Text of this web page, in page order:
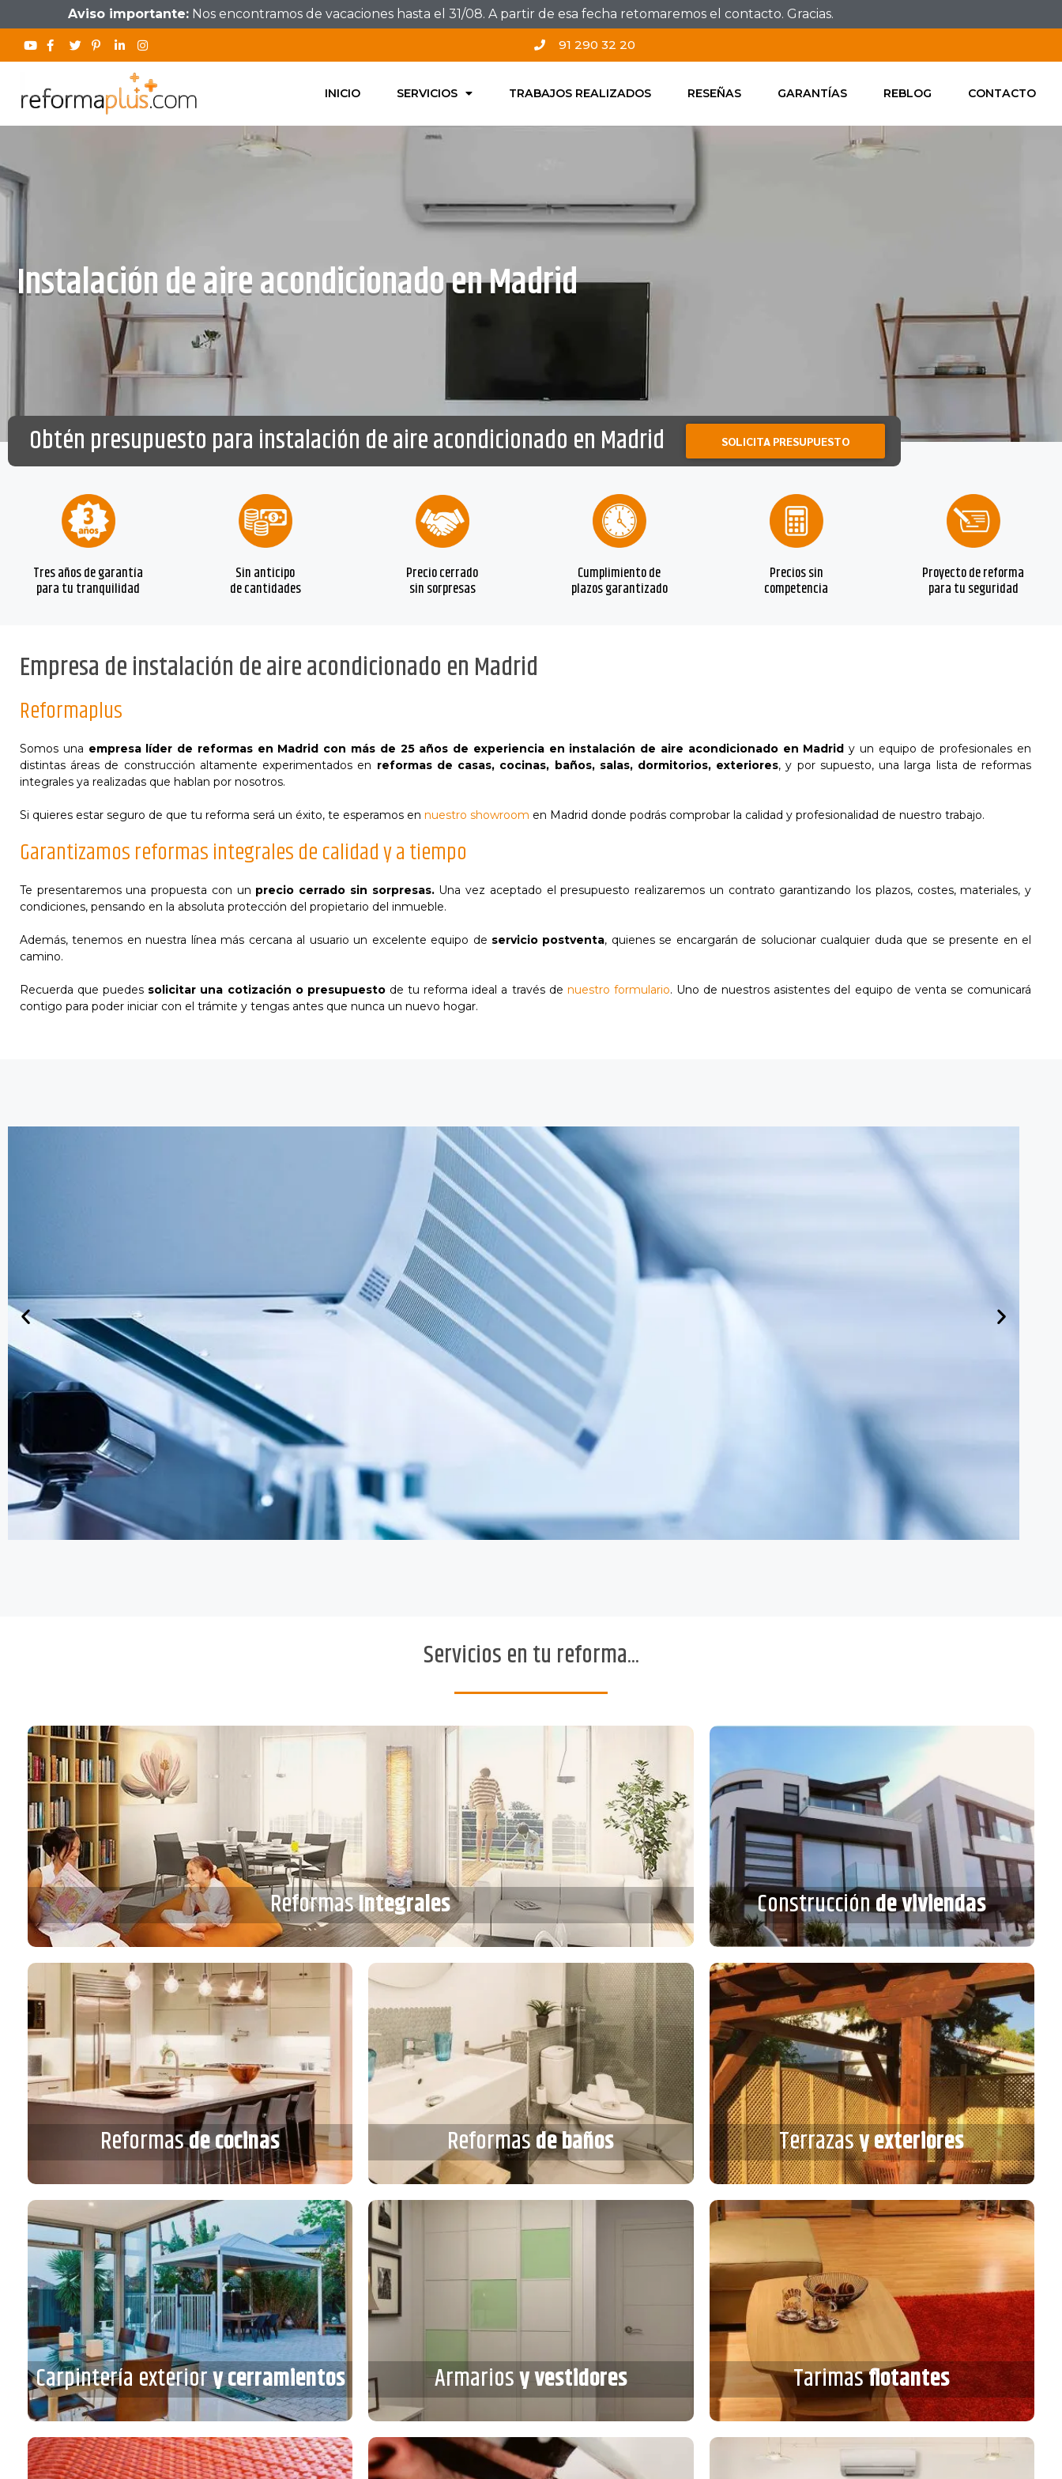
Aviso importante:Nos encontramos de vacaciones hasta el 31/08. A partir de esa fecha retomaremos el contacto. Gracias.
91 290 32 20
INICIO SERVICIOS TRABAJOS REALIZADOS RESEÑAS GARANTÍAS REBLOG CONTACTO
Instalación de aire acondicionado en Madrid
Obtén presupuesto para instalación de aire acondicionado en Madrid SOLICITA PRESUPUESTO
Tres años de garantía
para tu tranquilidad
Sin anticipo
de cantidades
Precio cerrado
sin sorpresas
Cumplimiento de
plazos garantizado
Precios sin
competencia
Proyecto de reforma
para tu seguridad
Empresa de instalación de aire acondicionado en Madrid
Reformaplus
Somos una empresa líder de reformas en Madrid con más de 25 años de experiencia en instalación de aire acondicionado en Madrid y un equipo de profesionales en
distintas áreas de construcción altamente experimentados en reformas de casas, cocinas, baños, salas, dormitorios, exteriores, y por supuesto, una larga lista de reformas
integrales ya realizadas que hablan por nosotros.
Si quieres estar seguro de que tu reforma será un éxito, te esperamos en nuestro showroom en Madrid donde podrás comprobar la calidad y profesionalidad de nuestro trabajo.
Garantizamos reformas integrales de calidad y a tiempo
Te presentaremos una propuesta con un precio cerrado sin sorpresas. Una vez aceptado el presupuesto realizaremos un contrato garantizando los plazos, costes, materiales, y
condiciones, pensando en la absoluta protección del propietario del inmueble.
Además, tenemos en nuestra línea más cercana al usuario un excelente equipo de servicio postventa, quienes se encargarán de solucionar cualquier duda que se presente en el
camino.
Recuerda que puedes solicitar una cotización o presupuesto de tu reforma ideal a través de nuestro formulario. Uno de nuestros asistentes del equipo de venta se comunicará
contigo para poder iniciar con el trámite y tengas antes que nunca un nuevo hogar.
Servicios en tu reforma...
ReformasIntegrales
ReformasIntegrales
VER MÁS Construcciónde viviendas
Construcción de viviendas
VER MÁS
Reformasde cocinas
Reformasde cocinas
VER MÁS Reformasde baños
Reformasde baños
VER MÁS Terrazasy exteriores
Terrazasy exteriores
VER MÁS
Carpintería exteriory cerramientos
Carpintería exteriory cerramientos
VER MÁS Armariosy vestidores
Armariosy vestidores
VER MÁS Tarimasflotantes
Tarimas flotantes
VER MÁS